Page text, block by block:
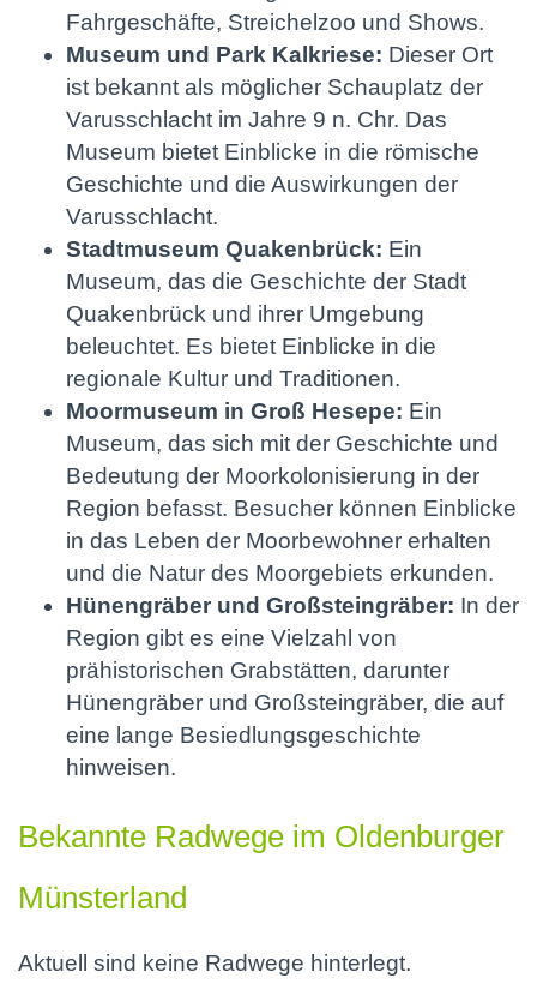
Fahrgeschäfte, Streichelzoo und Shows.
Museum und Park Kalkriese: Dieser Ort
ist bekannt als möglicher Schauplatz der
Varusschlacht im Jahre 9 n. Chr. Das
Museum bietet Einblicke in die römische
Geschichte und die Auswirkungen der
Varusschlacht.
Stadtmuseum Quakenbrück: Ein
Museum, das die Geschichte der Stadt
Quakenbrück und ihrer Umgebung
beleuchtet. Es bietet Einblicke in die
regionale Kultur und Traditionen.
Moormuseum in Groß Hesepe: Ein
Museum, das sich mit der Geschichte und
Bedeutung der Moorkolonisierung in der
Region befasst. Besucher können Einblicke
in das Leben der Moorbewohner erhalten
und die Natur des Moorgebiets erkunden.
Hünengräber und Großsteingräber: In der
Region gibt es eine Vielzahl von
prähistorischen Grabstätten, darunter
Hünengräber und Großsteingräber, die auf
eine lange Besiedlungsgeschichte
hinweisen.
Bekannte Radwege im Oldenburger
Münsterland
Aktuell sind keine Radwege hinterlegt.